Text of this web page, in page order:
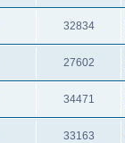
32834
27602
34471
33163